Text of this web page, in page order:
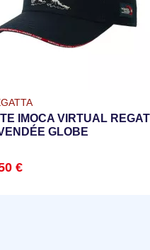
IMOCA VIRTUAL
GLOBE
€